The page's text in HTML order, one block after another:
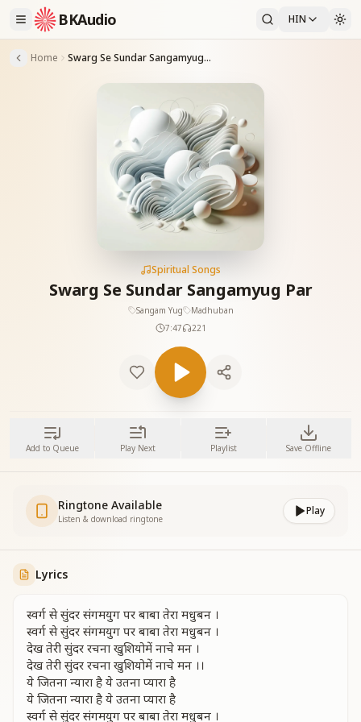
BKAudio HIN
Home Swarg Se Sundar Sangamyug Par
Spiritual Songs
Swarg Se Sundar Sangamyug Par
Sangam Yug
Madhuban
7:47
221
Add to Queue Play Next Playlist Save Offline
Ringtone Available
Listen & download ringtone
Play
Lyrics
स्वर्ग से सुंदर संगमयुग पर बाबा तेरा मधुबन ।
स्वर्ग से सुंदर संगमयुग पर बाबा तेरा मधुबन ।
देख तेरी सुंदर रचना खुशियोमें नाचे मन ।
देख तेरी सुंदर रचना खुशियोमें नाचे मन ।।
ये जितना न्यारा है ये उतना प्यारा है
ये जितना न्यारा है ये उतना प्यारा है
स्वर्ग से सुंदर संगमयुग पर बाबा तेरा मधुबन ।